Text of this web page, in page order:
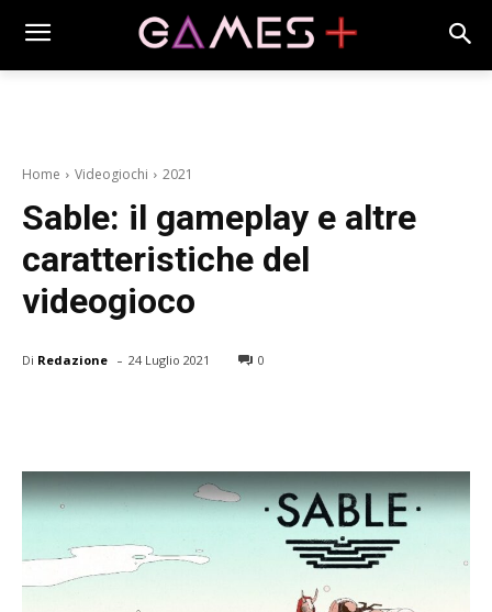
Home Videogiochi 2021
Sable: il gameplay e altre
caratteristiche del
videogioco
Di Redazione - 24 Luglio 2021 0